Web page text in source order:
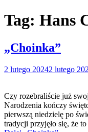
Tag: Hans
„Choinka”
2 lutego 20242 lutego
Czy rozebraliście już
Narodzenia kończy
pierwszą niedzielę po
tradycji przyjęło się, że